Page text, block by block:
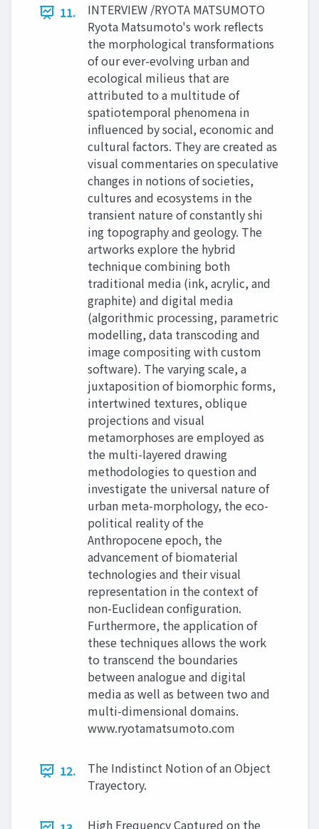
11.
INTERVIEW /RYOTA MATSUMOTO
Ryota Matsumoto's work reflects
the morphological transformations
of our ever-evolving urban and
ecological milieus that are
attributed to a multitude of
spatiotemporal phenomena in
influenced by social, economic and
cultural factors. They are created as
visual commentaries on speculative
changes in notions of societies,
cultures and ecosystems in the
transient nature of constantly shi
ing topography and geology. The
artworks explore the hybrid
technique combining both
traditional media (ink, acrylic, and
graphite) and digital media
(algorithmic processing, parametric
modelling, data transcoding and
image compositing with custom
software). The varying scale, a
juxtaposition of biomorphic forms,
intertwined textures, oblique
projections and visual
metamorphoses are employed as
the multi-layered drawing
methodologies to question and
investigate the universal nature of
urban meta-morphology, the eco-
political reality of the
Anthropocene epoch, the
advancement of biomaterial
technologies and their visual
representation in the context of
non-Euclidean configuration.
Furthermore, the application of
these techniques allows the work
to transcend the boundaries
between analogue and digital
media as well as between two and
multi-dimensional domains.
www.ryotamatsumoto.com
12.
The Indistinct Notion of an Object
Trayectory.
High Frequency Captured on the